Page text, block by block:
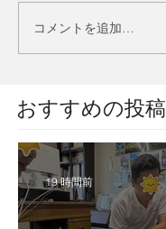
コメントを追加…
​おすすめの投稿
19 時間前